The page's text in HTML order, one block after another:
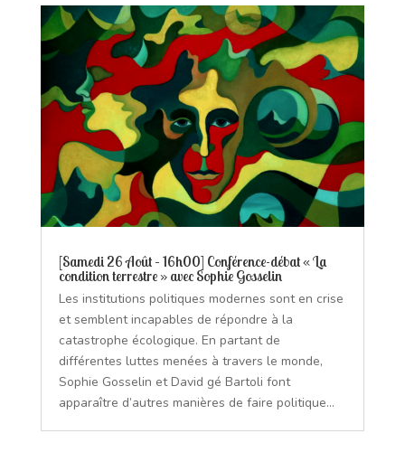
[Samedi 26 Août – 16h00] Conférence-débat « La
condition terrestre » avec Sophie Gosselin
Les institutions politiques modernes sont en crise
et semblent incapables de répondre à la
catastrophe écologique. En partant de
différentes luttes menées à travers le monde,
Sophie Gosselin et David gé Bartoli font
apparaître d’autres manières de faire politique...